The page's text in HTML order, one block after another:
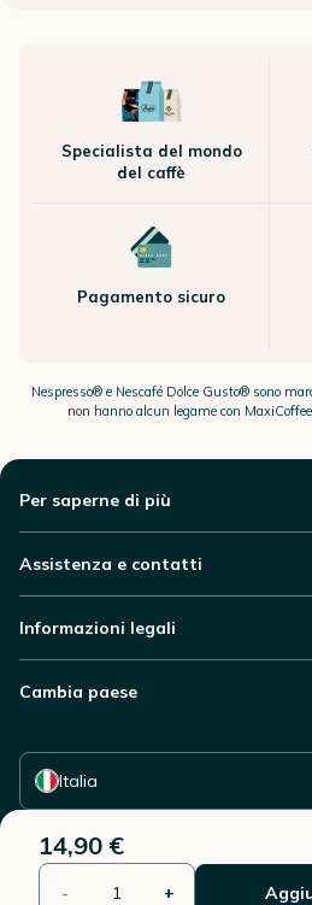
14,90 €
- +
Specialista del mondo
del caffè
Pagamento sicuro
Nespresso® e Nescafé Dolce Gusto® sono
non hanno alcun legame con
Per saperne di più
Assistenza e contatti
Informazioni legali
Cambia paese
Italia
Seleziona il tuo paese